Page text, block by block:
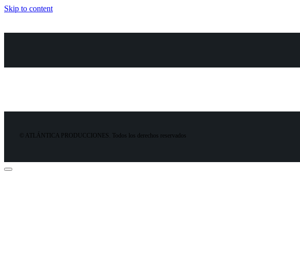
Skip to content
© ATLÁNTICA PRODUCCIONES. Todos los derechos reservados